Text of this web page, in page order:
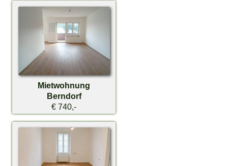
Mietwohnung
Berndorf
€ 740,-